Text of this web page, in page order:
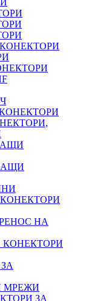
КОНЕКТОРИ
КОНЕКТОРИ
НА
КОНЕКТОРИ
МРЕЖИ
ЗА